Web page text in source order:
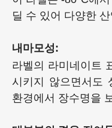
딜 수 있어 다양한
내마모성:
라벨의 라미네이트
시키지 않으면서도
환경에서 장수명을